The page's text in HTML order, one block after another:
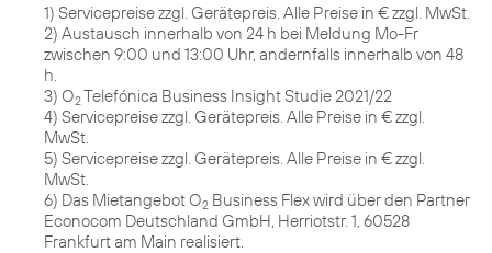
1) Servicepreise zzgl. Gerätepreis. Alle Preise in € zzgl. MwSt.
2) Austausch innerhalb von 24 h bei Meldung Mo-Fr
zwischen 9:00 und 13:00 Uhr, andernfalls innerhalb von 48
h.
3) O2Telefónica Business Insight Studie 2021/22
4) Servicepreise zzgl. Gerätepreis. Alle Preise in € zzgl.
MwSt.
5) Servicepreise zzgl. Gerätepreis. Alle Preise in € zzgl.
MwSt.
6) Das Mietangebot O2 Business Flex wird über den Partner
Econocom Deutschland GmbH, Herriotstr. 1, 60528
Frankfurt am Main realisiert.